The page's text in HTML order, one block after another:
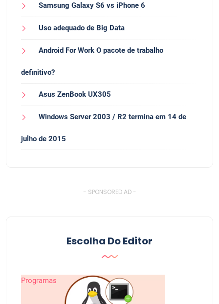
Samsung Galaxy S6 vs iPhone 6
Uso adequado de Big Data
Android For Work O pacote de trabalho
definitivo?
Asus ZenBook UX305
Windows Server 2003 / R2 termina em 14 de
julho de 2015
- SPONSORED AD -
Escolha Do Editor
Programas